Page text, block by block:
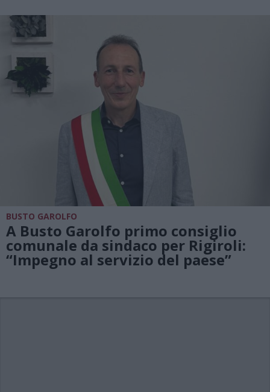
BUSTO GAROLFO
A Busto Garolfo primo consiglio
comunale da sindaco per Rigiroli:
“Impegno al servizio del paese”